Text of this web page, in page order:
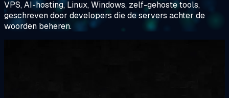
VPS, AI-hosting, Linux, Windows, zelf-gehoste tools,
geschreven door developers die de servers achter de
woorden beheren.